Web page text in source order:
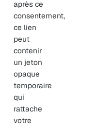
après ce
consentement,
ce lien
peut
contenir
un jeton
opaque
temporaire
qui
rattache
votre